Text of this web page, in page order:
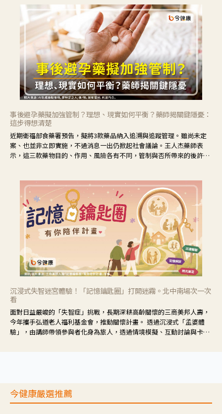
事後避孕藥擬加強管制？理想、現實如何平衡？藥師揭關鍵隱憂：
這步得想清楚
近期衛福部食藥署預告，擬將3款藥品納入追溯與追蹤管理。雖尚未定
案、也並非立即實施，不過消息一出仍掀起社會議論。王人杰藥師表
示，這三款藥物目的、作用、風險各有不同，管制與否所帶來的後許影
沉浸式失智迷宮體驗！「記憶鑰匙圈」打開迷霧。北中南場次一次
看
面對日益嚴峻的「失智症」挑戰，長期深耕高齡關懷的三商美邦人壽，
今年攜手弘道老人福利基金會，推動關懷計畫。 透過沉浸式「孟婆體
驗」，由講師帶領參與者化身為旅人，透過情境模擬、互動討論與卡牌
今健康嚴選推薦